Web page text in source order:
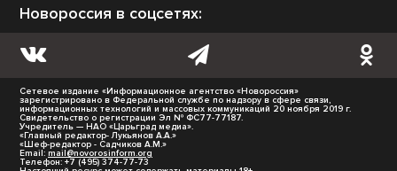
Новороссия в соцсетях:
Сетевое издание «Информационное агентство «Новороссия»
зарегистрировано в Федеральной службе по надзору в сфере связи,
информационных технологий и массовых коммуникаций 20 ноября 2019 г.
Свидетельство о регистрации Эл № ФС77-77187.
Учредитель — НАО «Царьград медиа».
«Главный редактор- Лукьянов А.А.»
«Шеф-редактор - Садчиков А.М.»
Email: mail@novorosinform.org
Телефон: +7 (495) 374-77-73